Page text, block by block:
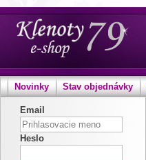
Novinky Stav objednávky
Email
Heslo